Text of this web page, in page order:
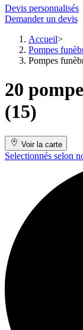
Devis personnalisés
Demander un devis
Accueil
Pompes
Pompes
20
(15)
Voir la carte
Selectionnés selon